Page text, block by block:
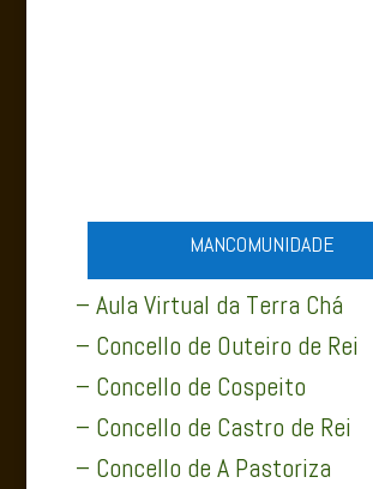
MANCOMUNIDADE
– Aula Virtual da Terra Chá
– Concello de Outeiro de Rei
– Concello de Cospeito
– Concello de Castro de Rei
– Concello de A Pastoriza